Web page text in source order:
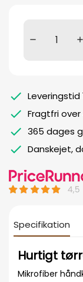
Fragtfri over
365 dages
Danskejet,
Specifikation
Hurtigt
Mikrofiber